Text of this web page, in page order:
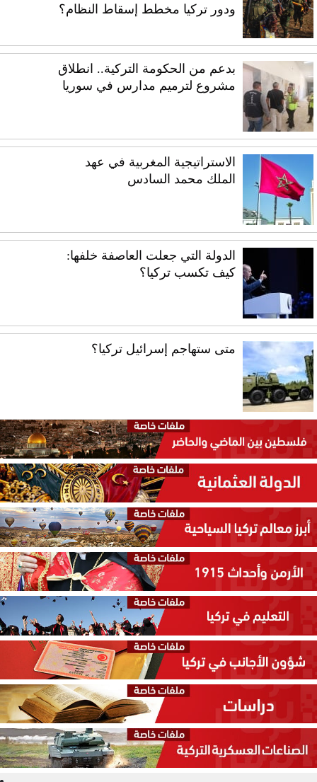
ودور تركيا مخطط إسقاط النظام؟
بدعم من الحكومة التركية.. انطلاق
مشروع لترميم مدارس في سوريا
الاستراتيجية المغربية في عهد
الملك محمد السادس
الدولة التي جعلت العاصفة خلفها:
كيف تكسب تركيا؟
متى ستهاجم إسرائيل تركيا؟